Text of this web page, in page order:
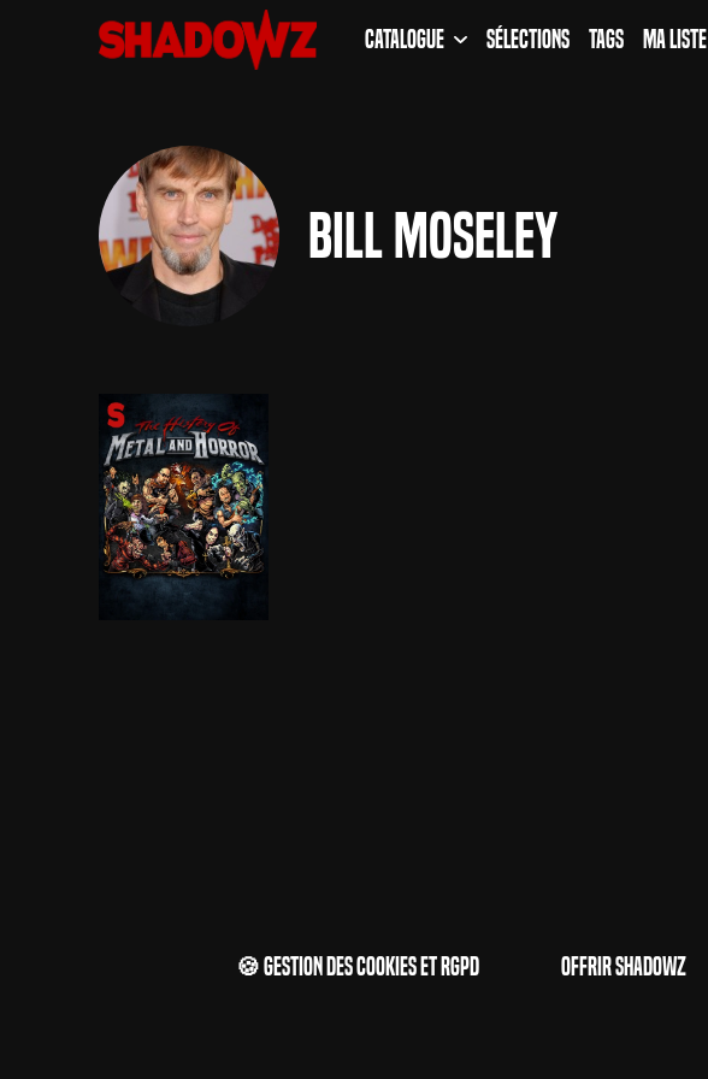
Catalogue Sélections Tags Ma Liste
Bill Moseley
🍪 Gestion des cookies et RGPD Offrir Shadowz